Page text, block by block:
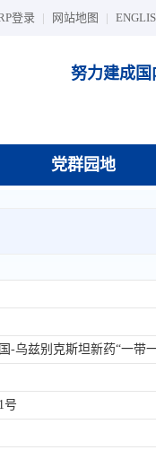
登录 | 网站地图 |
努力建成
党群园地
-乌兹别克斯坦新药“一带
号